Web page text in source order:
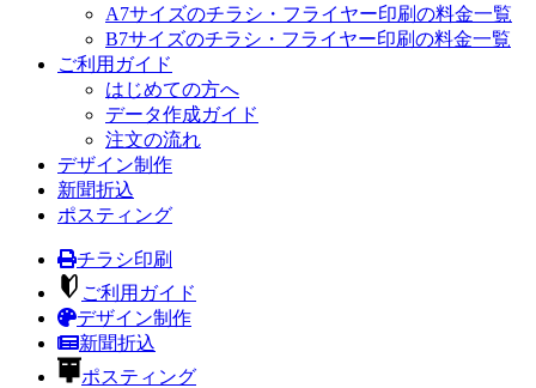
A7サイズのチラシ・フライヤー印刷の料金一覧
B7サイズのチラシ・フライヤー印刷の料金一覧
ご利用ガイド
はじめての方へ
データ作成ガイド
注文の流れ
デザイン制作
新聞折込
ポスティング
チラシ印刷
ご利用ガイド
デザイン制作
新聞折込
ポスティング